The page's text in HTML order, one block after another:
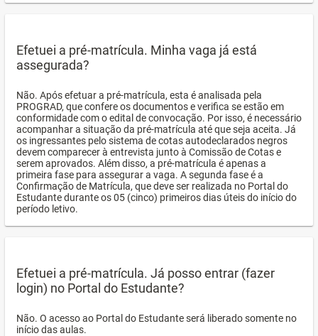
Efetuei a pré-matrícula. Minha vaga já está
assegurada?
Não. Após efetuar a pré-matrícula, esta é analisada pela
PROGRAD, que confere os documentos e verifica se estão em
conformidade com o edital de convocação. Por isso, é necessário
acompanhar a situação da pré-matrícula até que seja aceita. Já
os ingressantes pelo sistema de cotas autodeclarados negros
devem comparecer à entrevista junto à Comissão de Cotas e
serem aprovados. Além disso, a pré-matrícula é apenas a
primeira fase para assegurar a vaga. A segunda fase é a
Confirmação de Matrícula, que deve ser realizada no Portal do
Estudante durante os 05 (cinco) primeiros dias úteis do início do
período letivo.
Efetuei a pré-matrícula. Já posso entrar (fazer
login) no Portal do Estudante?
Não. O acesso ao Portal do Estudante será liberado somente no
início das aulas.